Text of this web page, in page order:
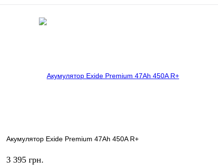
Акумулятор Exide Premium 47Ah 450A R+
3 395 грн.